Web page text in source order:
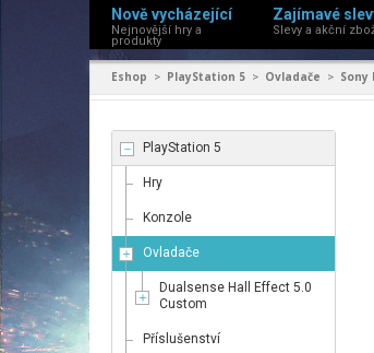
Nově vycházející
Nejnovější hry a
produkty
Zajímavé
Slevy a akční
Eshop > PlayStation 5 > Ovladače > Sony
PlayStation 5
Hry
Konzole
Ovladače
Dualsense Hall Effect 5.0
Custom
Příslušenství